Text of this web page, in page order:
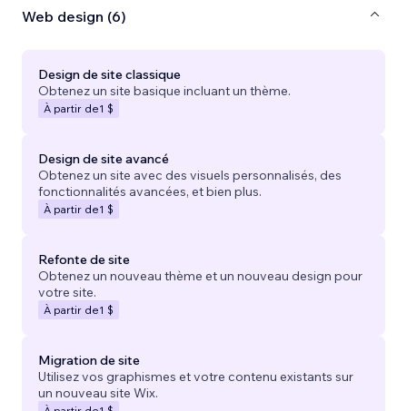
Web design (6)
Design de site classique
Obtenez un site basique incluant un thème.
À partir de1 $
Design de site avancé
Obtenez un site avec des visuels personnalisés, des
fonctionnalités avancées, et bien plus.
À partir de1 $
Refonte de site
Obtenez un nouveau thème et un nouveau design pour
votre site.
À partir de1 $
Migration de site
Utilisez vos graphismes et votre contenu existants sur
un nouveau site Wix.